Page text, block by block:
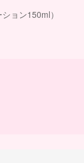
ョン150ml）